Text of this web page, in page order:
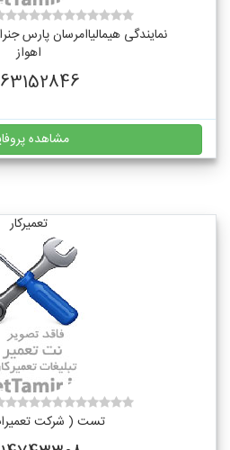
نمایندگی هیمالیاامرسان پارس
اهواز
مشاهده پروفایل
تعمیرکار
تست ( شرکت تعمیرات